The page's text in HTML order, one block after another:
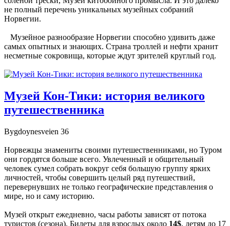
не полный перечень уникальных музейных собраний
Норвегии.
Музейное разнообразие Норвегии способно удивить даже
самых опытных и знающих. Страна троллей и нефти хранит
несметные сокровища, которые ждут зрителей круглый год.
Музей Кон-Тики: история великого
путешественника
Bygdoynesveien 36
Норвежцы знамениты своими путешественниками, но Туром
они гордятся больше всего. Увлеченный и общительный
человек сумел собрать вокруг себя большую группу ярких
личностей, чтобы совершить целый ряд путешествий,
перевернувших не только географические представления о
мире, но и саму историю.
Музей открыт ежедневно, часы работы зависят от потока
туристов (сезона). Билеты для взрослых около 14$, детям до 17